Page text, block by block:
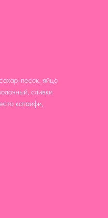
песок, яйцо
сливки
катаифи,